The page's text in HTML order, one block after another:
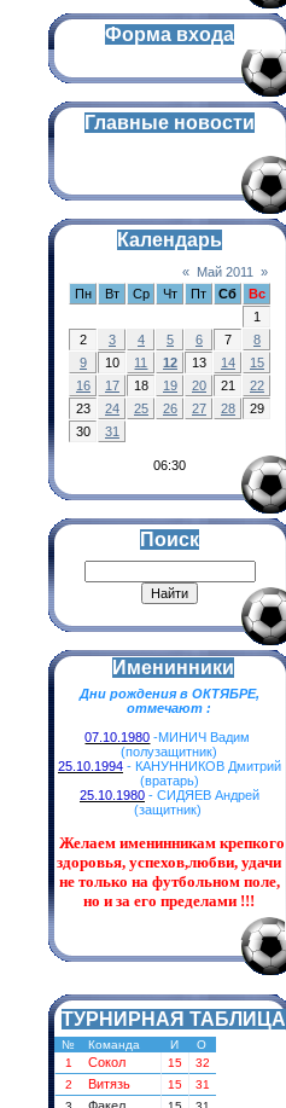
Форма входа
Главные новости
Календарь
« Май 2011
»
Пн
Вт Ср Чт Пт Сб
Вс
1
2
3 4 5 6 7
8
9
10 11 12 13 14
15
16
17 18 19 20 21
22
23
24 25 26 27 28
29
30
31
06:30
Поиск
Именинники
Дни рождения в ОКТЯБРЕ,
отмечают :
07.10.1980 -МИНИЧ Вадим
(полузащитник)
25.10.1994 - КАНУННИКОВ Дмитрий
(вратарь)
25.10.1980 - СИДЯЕВ Андрей
(защитник)
Желаем именинникам крепкого
здоровья, успехов,любви, удачи
не только на футбольном поле,
но и за его пределами !!!
ТУРНИРНАЯ ТАБЛИЦА
№ Команда И
О
1
Сокол 15
32
2
Витязь 15
31